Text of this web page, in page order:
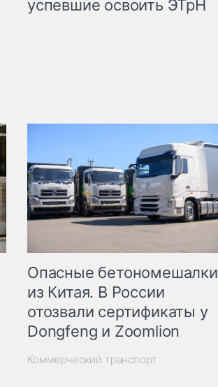
успевшие освоить ЭТрН
Опасные бетономешалки
из Китая. В России
отозвали сертификаты у
Dongfeng и Zoomlion
Коммерческий транспорт